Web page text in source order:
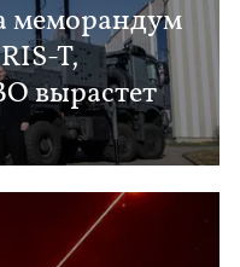
меморандум
T,
вырастет